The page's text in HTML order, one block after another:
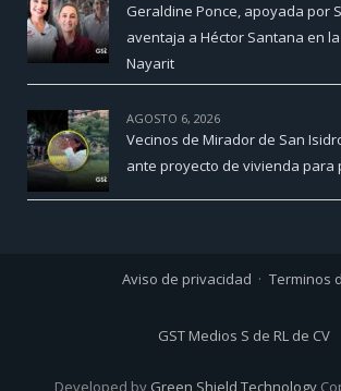
Geraldine Ponce, apoyada por
aventaja a Héctor Santana en
Nayarit
AGOSTO 6, 2026
Vecinos de Mirador de San
ante proyecto de vivienda para
Aviso de privacidad Terminos
GST Medios S de RL de CV
Developed by Green Shield Technology